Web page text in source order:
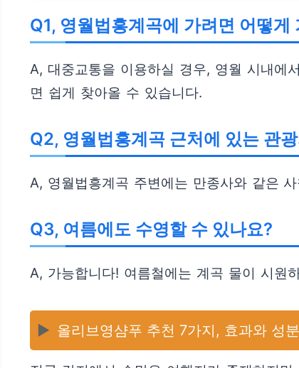
Q1, 영월법흥계곡에 가려면 어떻게
A, 대중교통을 이용하실 경우, 영월 시내에
면 쉽게 찾아올 수 있습니다.
Q2, 영월법흥계곡 근처에 있는 관
A, 영월법흥계곡 주변에는 만종사와 같은
Q3, 여름에도 수영할 수 있나요?
A, 가능합니다! 여름철에는 계곡 물이 시원
▶️ 올리브영샴푸 추천 7가지, 효과와 성